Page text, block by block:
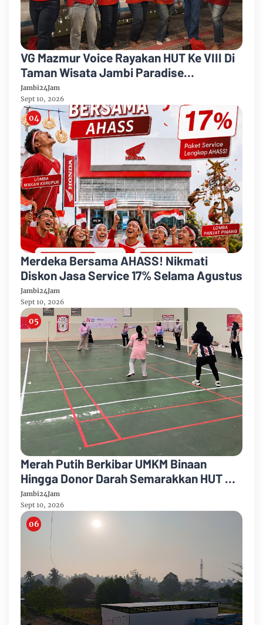
VG Mazmur Voice Rayakan HUT Ke VIII Di
Taman Wisata Jambi Paradise
Kabupaten Muarojambi
Jambi24Jam
Sept 10, 2026
Merdeka Bersama AHASS! Nikmati
Diskon Jasa Service 17% Selama Agustus
Jambi24Jam
Sept 10, 2026
Merah Putih Berkibar UMKM Binaan
Hingga Donor Darah Semarakkan HUT RI
Ke-81 Di PTPN IV Regional IV
Jambi24Jam
Sept 10, 2026